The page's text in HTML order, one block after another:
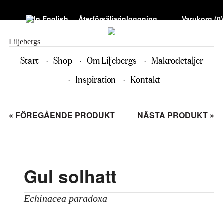
Återförsäljarinloggning Varukorg (0)
Liljebergs
Start Shop Om Liljebergs
Makrodetaljer
Inspiration
Kontakt
« FÖREGÅENDE PRODUKT NÄSTA PRODUKT »
Gul solhatt
Echinacea paradoxa